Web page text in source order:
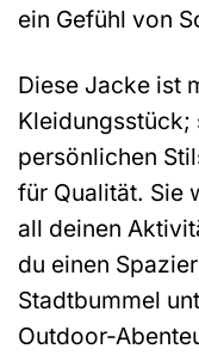
ein Gefühl von
Diese Jacke ist
Kleidungsstück;
persönlichen
für Qualität. Sie
all deinen
du einen
Stadtbummel
Outdoor-